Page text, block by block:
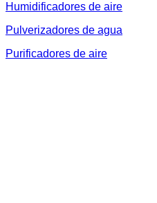
Humidificadores de aire
Pulverizadores de agua
Purificadores de aire